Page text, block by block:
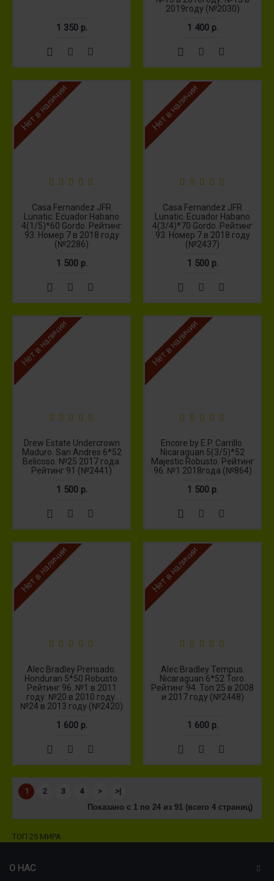
1 350 р.
2019году (№2030)
1 400 р.
Нет в наличии
Casa Fernandez JFR
Lunatic. Ecuador Habano
4(1/5)*60 Gordo. Рейтинг
93. Номер 7 в 2018 году
(№2286)
1 500 р.
Нет в наличии
Casa Fernandez JFR
Lunatic. Ecuador Habano
4(3/4)*70 Gordo. Рейтинг
93. Номер 7 в 2018 году
(№2437)
1 500 р.
Нет в наличии
Drew Estate Undercrown
Maduro. San Andres 6*52
Belicoso. №25 2017 года.
Рейтинг 91 (№2441)
1 500 р.
Нет в наличии
Encore by E.P. Carrillo.
Nicaraguan 5(3/5)*52
Majestic Robusto. Рейтинг
96. №1 2018года (№864)
1 500 р.
Нет в наличии
Alec Bradley Prensado.
Honduran 5*50 Robusto.
Рейтинг 96. №1 в 2011
году. №20 в 2010 году.
№24 в 2013 году (№2420)
1 600 р.
Нет в наличии
Alec Bradley Tempus.
Nicaraguan 6*52 Toro.
Рейтинг 94. Топ 25 в 2008
и 2017 году (№2448)
1 600 р.
1 2 3 4 >
>|
Показано с 1 по 24 из 91 (всего 4 страниц)
ТОП 25 МИРА
О НАС